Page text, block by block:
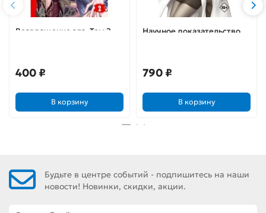
Возвращение зла. Том 2
400 ₽
В корзину
Научное доказательство
790 ₽
В корзину
Будьте в центре событий - подпишитесь на наши
новости! Новинки, скидки, акции.